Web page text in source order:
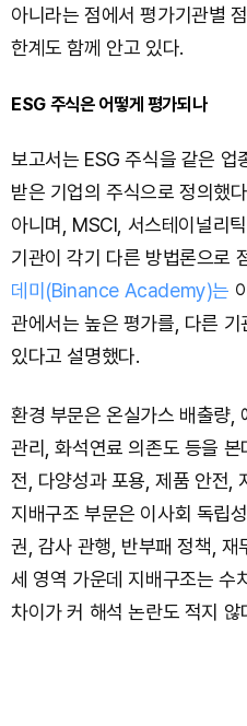
아니라는 점에서 평가기관별
한계도 함께 안고 있다.
ESG 주식은 어떻게 평가되나
보고서는 ESG 주식을 같은 업
받은 기업의 주식으로 정의했
아니며, MSCI, 서스테이널리
기관이 각기 다른 방법론으로
데미(Binance Academy)는
관에서는 높은 평가를, 다른
있다고 설명했다.
환경 부문은 온실가스 배출량,
관리, 화석연료 의존도 등을
전, 다양성과 포용, 제품 안전,
지배구조 부문은 이사회 독립
권, 감사 관행, 반부패 정책, 재
세 영역 가운데 지배구조는 수
차이가 커 해석 논란도 적지 않